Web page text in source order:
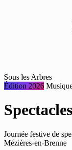
Sous les Arbres
Édition 2026
Journée festive de
Mézières-en-Brenne